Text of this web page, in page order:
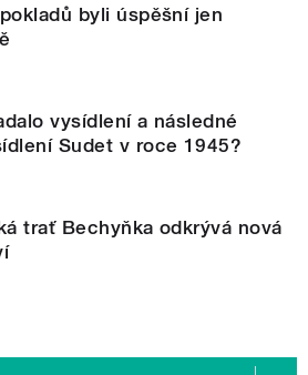
byli úspěšní jen
vysídlení a následné
Sudet v roce 1945?
trať Bechyňka odkrývá nová